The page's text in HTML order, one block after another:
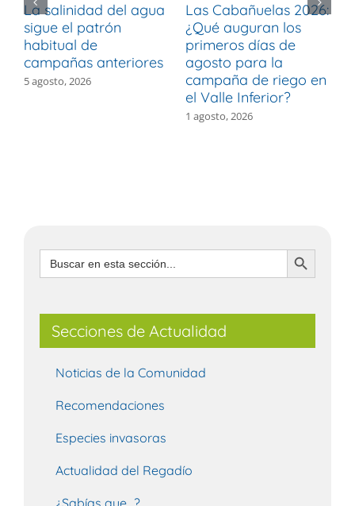
La salinidad del agua
sigue el patrón
habitual de
campañas anteriores
5 agosto, 2026
Las Cabañuelas 2026:
¿Qué auguran los
primeros días de
agosto para la
campaña de riego en
el Valle Inferior?
1 agosto, 2026
Buscar: Botón de búsqueda
Secciones de Actualidad
Noticias de la Comunidad
Recomendaciones
Especies invasoras
Actualidad del Regadío
¿Sabías que…?